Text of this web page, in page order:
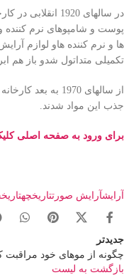
در سالهای
تکمیلی متداتول شدو باز هم
از سالهای
جذب این مواد شدند.
برای ورود به صفحه اصلی
آرایشآرایش صورتتاریخچه
جدیدتر
چگونه از موهای خود مراقبت
بازگشت به لیست